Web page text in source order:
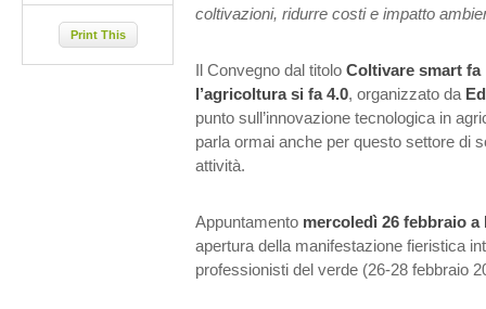
coltivazioni, ridurre costi e impatto
Il Convegno dal titolo Coltivare smart fa
l’agricoltura si fa 4.0, organizzato da
punto sull’innovazione tecnologica in
parla ormai anche per questo settore di
attività.
Appuntamento mercoledì 26 febbraio
apertura della manifestazione fieristica
professionisti del verde (26-28 febbraio
Print This